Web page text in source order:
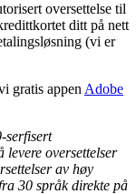
oversettelse til
ditt på nett
(vi er
gratis appen Adobe
serfisert
levere oversettelser
av høy
30 språk direkte på